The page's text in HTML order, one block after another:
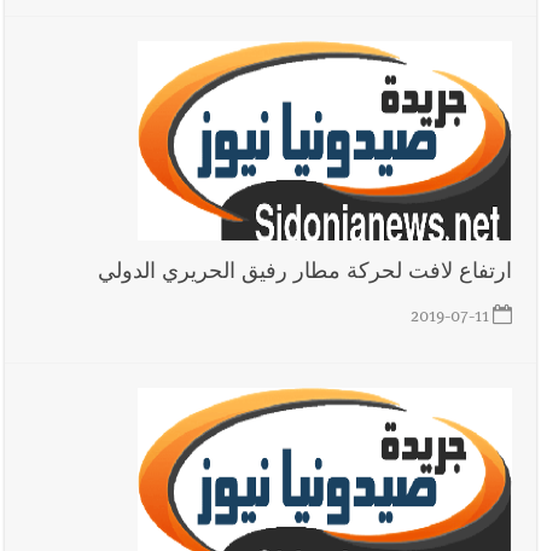
ارتفاع لافت لحركة مطار رفيق الحريري الدولي
2019-07-11